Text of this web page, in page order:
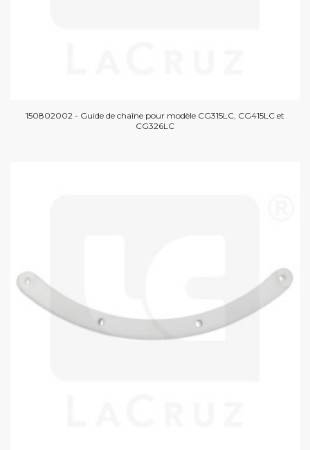
150802002 - Guide de chaîne pour modèle CG315LC, CG415LC et
CG326LC